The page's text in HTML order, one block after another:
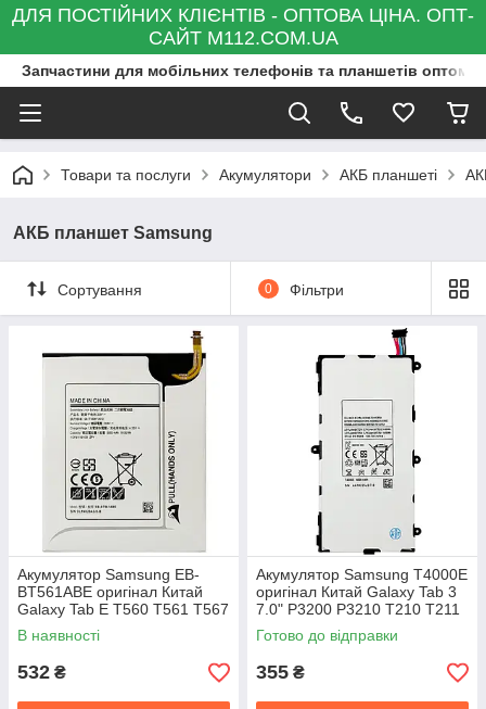
ДЛЯ ПОСТІЙНИХ КЛІЄНТІВ - ОПТОВА ЦІНА. ОПТ-
САЙТ M112.COM.UA
Запчастини для мобільних телефонів та планшетів оптом
Товари та послуги Акумулятори АКБ планшеті
АКБ планшет Samsung
Сортування 0 Фільтри
Акумулятор Samsung EB-
BT561ABE оригінал Китай
Galaxy Tab E T560 T561 T567
5000 mAh
В наявності
532 ₴
Акумулятор Samsung T4000E
оригінал Китай Galaxy Tab 3
7.0" P3200 P3210 T210 T211
T2100 T2110 4000mAh
Готово до відправки
355 ₴